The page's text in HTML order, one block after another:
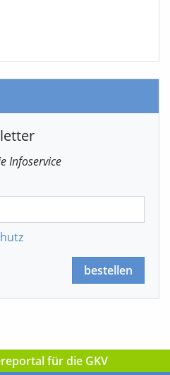
Infoservice
bestellen
für die GKV